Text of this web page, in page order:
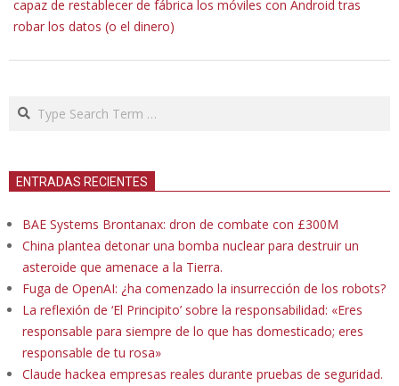
capaz de restablecer de fábrica los móviles con Android tras
robar los datos (o el dinero)
Search
ENTRADAS RECIENTES
BAE Systems Brontanax: dron de combate con £300M
China plantea detonar una bomba nuclear para destruir un
asteroide que amenace a la Tierra.
Fuga de OpenAI: ¿ha comenzado la insurrección de los robots?
La reflexión de ‘El Principito’ sobre la responsabilidad: «Eres
responsable para siempre de lo que has domesticado; eres
responsable de tu rosa»
Claude hackea empresas reales durante pruebas de seguridad.